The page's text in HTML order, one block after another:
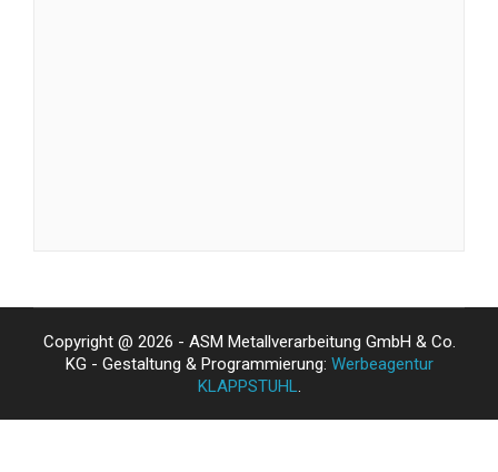
Copyright @ 2026 - ASM Metallverarbeitung GmbH & Co.
KG - Gestaltung & Programmierung: Werbeagentur
KLAPPSTUHL.